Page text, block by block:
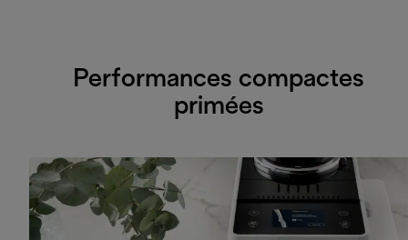
Performances compactes
primées